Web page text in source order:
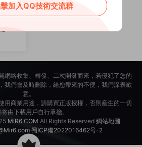
域H5·
之
Lin
+G
戶端
網絡收集、轉發、二次開發而來，若侵犯了您的
我們會及時删除，給您帶來的不便，我們深表歉
意。
用商業用途，請購買正版授權，否則産生的一切
由下載用戶自行承擔。
MiR6.COM All Rights Reserved 網站地圖
蜀ICP備2022016462号-2
加入QQ技術交流群